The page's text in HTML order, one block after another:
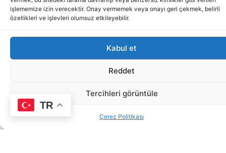
işlememize izin verecektir. Onay vermemek veya onayı geri çekmek, belirli
özellikleri ve işlevleri olumsuz etkileyebilir.
Kabul et
Reddet
Tercihleri görüntüle
Çerez Politikası
Porselen Kaplamalar: Estetik Ve
TR